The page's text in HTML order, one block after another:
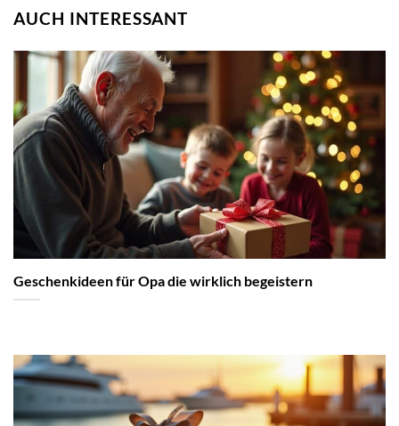
AUCH INTERESSANT
Geschenkideen für Opa die wirklich begeistern